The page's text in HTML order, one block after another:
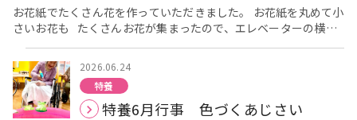
お花紙でたくさん花を作っていただきました。 お花紙を丸めて小
さいお花も たくさんお花が集まったので、エレベーターの横の
スペースにお花畑を作ることにしました。 出来上がったお花を貼
っていただきます。 歩ける方は歩いて、車椅子の方は車椅子で
進んできていただきます。 少しずつ壁が埋まっていきます。 た
くさんのお花を思い思いに貼っていただき エレベーター横のスペ
ースが華やかになりました。
2026.06.24
特養
特養6月行事 色づくあじさい